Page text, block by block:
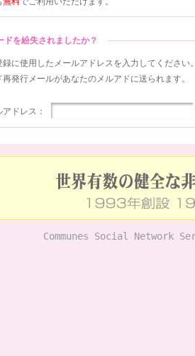
ドを紛失されましたか？
録に使用したメールアドレスを入力してください
発行メールがあなたのメルアドに送られます。
アドレス：
Communes Social Network